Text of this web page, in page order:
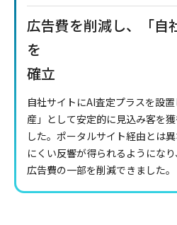
広告費を削減し、「自
を
確立
自社サイトにAI査定プラスを設
産」として安定的に見込み客を
した。ポータルサイト経由とは
にくい反響が得られるようにな
広告費の一部を削減できました。